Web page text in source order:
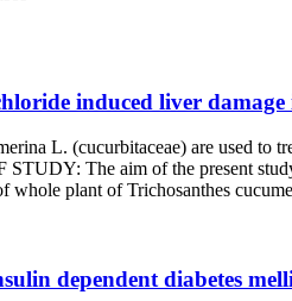
induced liver damage
L. (cucurbitaceae) are used to
The aim of the present
plant of Trichosanthes
dependent diabetes